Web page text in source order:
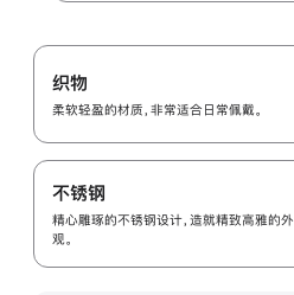
织物
柔软轻盈的材质，非常适合日常佩戴。
不锈钢
精心雕琢的不锈钢设计，造就精致高雅的外
观。